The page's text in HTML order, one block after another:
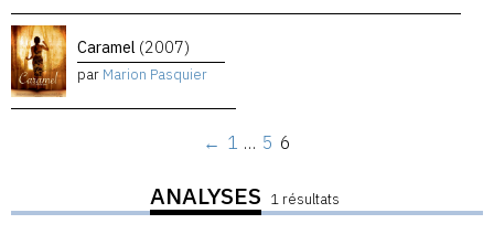
Caramel (2007)
par Marion Pasquier
← 1 … 5 6
ANALYSES 1 résultats